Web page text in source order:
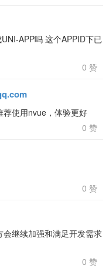
APP吗 这个APPID下已
0 赞
使用nvue，体验更好
0 赞
0 赞
继续加强和满足开发需求
0 赞